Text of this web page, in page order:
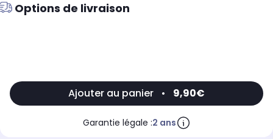
Options de livraison
Ajouter au panier • 9,90€
Garantie légale :2 ans